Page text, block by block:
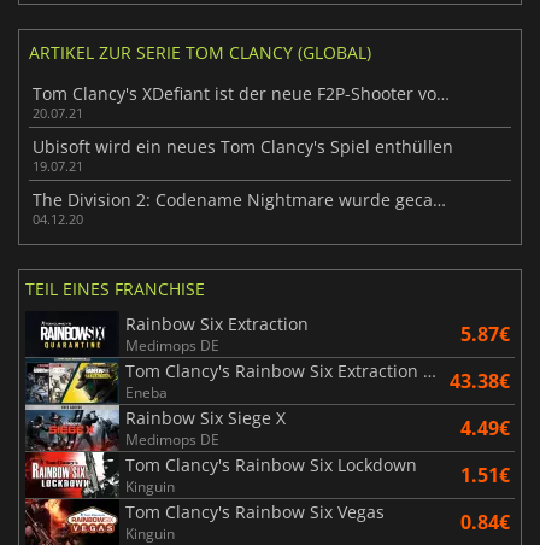
ARTIKEL ZUR SERIE TOM CLANCY (GLOBAL)
Tom Clancy's XDefiant ist der neue F2P-Shooter von Ubisoft
20.07.21
Ubisoft wird ein neues Tom Clancy's Spiel enthüllen
19.07.21
The Division 2: Codename Nightmare wurde gecancelt
04.12.20
TEIL EINES FRANCHISE
Rainbow Six Extraction
Medimops DE 5.87€
Tom Clancy's Rainbow Six Extraction United Bundle
Eneba 43.38€
Rainbow Six Siege X
Medimops DE 4.49€
Tom Clancy's Rainbow Six Lockdown
Kinguin 1.51€
Tom Clancy's Rainbow Six Vegas
Kinguin 0.84€